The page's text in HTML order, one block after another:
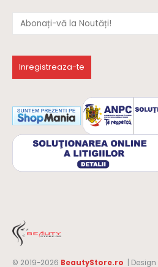
© 2019-2026 BeautyStore.ro | Design